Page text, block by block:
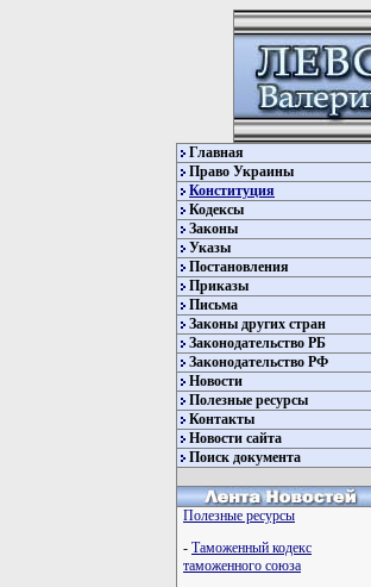
Главная
Право Украины
Конституция
Кодексы
Законы
Указы
Постановления
Приказы
Письма
Законы других стран
Законодательство РБ
Законодательство РФ
Новости
Полезные ресурсы
Контакты
Новости сайта
Поиск документа
Полезные ресурсы
- Таможенный кодекс
таможенного союза